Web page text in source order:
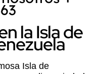
la Isla de
Isla de